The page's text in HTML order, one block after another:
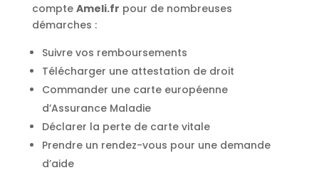
compte Ameli.fr pour de nombreuses
démarches :
Suivre vos remboursements
Télécharger une attestation de droit
Commander une carte européenne
d’Assurance Maladie
Déclarer la perte de carte vitale
Prendre un rendez-vous pour une demande
d’aide